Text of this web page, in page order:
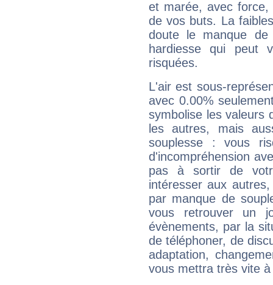
et marée, avec
de vos buts. La
doute le manque
hardiesse qui peut
risquées.
L'air est sous-
avec 0.00%
symbolise les valeurs
les autres, mais
souplesse : vous
d'incompréhension
pas à sortir de
intéresser aux
par manque de
vous retrouver un
évènements, par la
de téléphoner, de
adaptation,
vous mettra très vite